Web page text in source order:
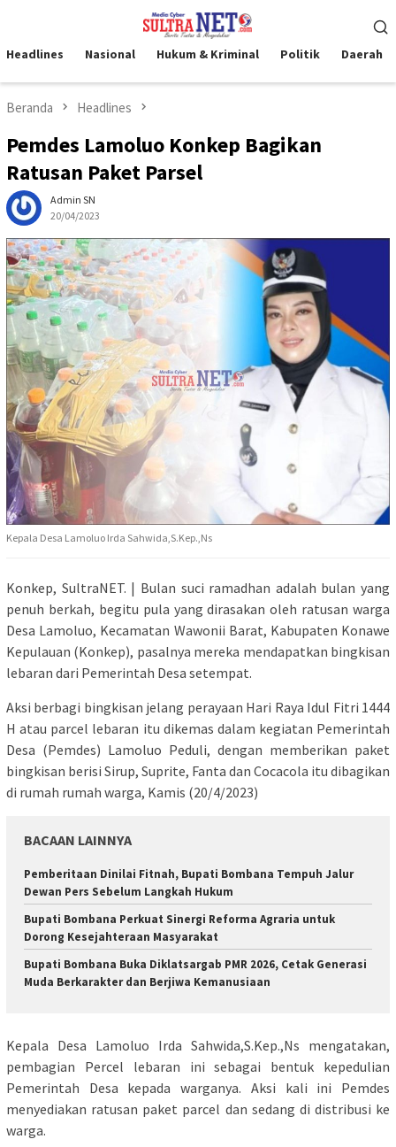
kontenMobile
Headlines Nasional Hukum & Kriminal Politik Daerah
Beranda Headlines
Pemdes Lamoluo Konkep Bagikan
Ratusan Paket Parsel
Admin SN
20/04/2023
Kepala Desa Lamoluo Irda Sahwida,S.Kep.,Ns
Konkep, SultraNET. | Bulan suci ramadhan adalah bulan yang
penuh berkah, begitu pula yang dirasakan oleh ratusan warga
Desa Lamoluo, Kecamatan Wawonii Barat, Kabupaten Konawe
Kepulauan (Konkep), pasalnya mereka mendapatkan bingkisan
lebaran dari Pemerintah Desa setempat.
Aksi berbagi bingkisan jelang perayaan Hari Raya Idul Fitri 1444
H atau parcel lebaran itu dikemas dalam kegiatan Pemerintah
Desa (Pemdes) Lamoluo Peduli, dengan memberikan paket
bingkisan berisi Sirup, Suprite, Fanta dan Cocacola itu dibagikan
di rumah rumah warga, Kamis (20/4/2023)
BACAAN LAINNYA
Pemberitaan Dinilai Fitnah, Bupati Bombana Tempuh Jalur
Dewan Pers Sebelum Langkah Hukum
Bupati Bombana Perkuat Sinergi Reforma Agraria untuk
Dorong Kesejahteraan Masyarakat
Bupati Bombana Buka Diklatsargab PMR 2026, Cetak Generasi
Muda Berkarakter dan Berjiwa Kemanusiaan
Kepala Desa Lamoluo Irda Sahwida,S.Kep.,Ns mengatakan,
pembagian Percel lebaran ini sebagai bentuk kepedulian
Pemerintah Desa kepada warganya. Aksi kali ini Pemdes
menyediakan ratusan paket parcel dan sedang di distribusi ke
warga.